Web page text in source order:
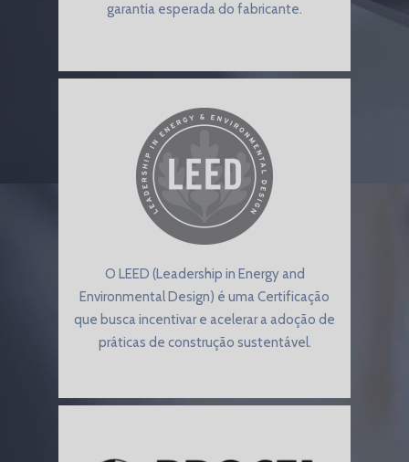
garantia esperada do fabricante.
O LEED (Leadership in Energy and
Environmental Design) é uma Certificação
que busca incentivar e acelerar a adoção de
práticas de construção sustentável.